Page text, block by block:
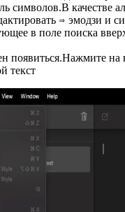
символов.В качестве
⇒ эмодзи и
в поле поиска
появиться.Нажмите на
текст